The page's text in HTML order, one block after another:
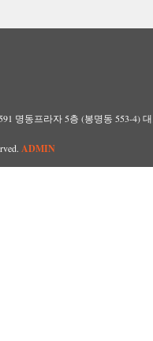
명동프라자 5층 (봉명동 553-4)
ADMIN